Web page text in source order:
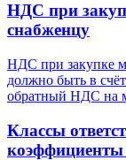
НДС при
снабженцу
НДС при закупке
должно быть в
обратный НДС на
Классы
коэффициенты